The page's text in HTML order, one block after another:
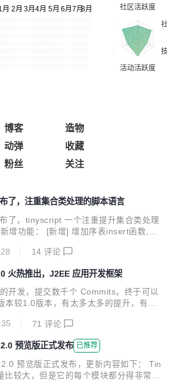
博客
造物
动弹
收藏
粉丝 关注
了，注重集合类处理的脚本语言
了，tinyscript 一个注重提升集合类处理
增功能： [新增] 增加序表insert函数,支
和jsonToDataSet [新增] 增加序表和xml
dateName、datePart、dateTrunc、da
、month和year [新增] 增加
和today 删除： [删除] 删除...
14 评论
火热推出，J2EE 应用开发框架
开发，提交数千个 Commits，终于可以
本较1.0版本，有太多太多的提升，有许
况：Tiny主工程共有621个Issues，里面
BUG，目前除了20多个无期的需求之
毕。这里面大部分是我们自己提出的，也
用户及广大开源爱好者们提出的，在此感
。 Commits情况：主工程总共的提交数
，除了synyr人员之外，我们可以看到越
71 评论
预览版正式发布 已推荐
预览版正式发布，更新内容如下： Tin
比较大，但是它的每个模块都分得非常